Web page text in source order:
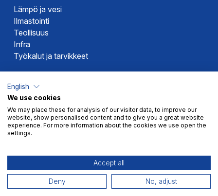
Lämpö ja vesi
Ilmastointi
Teollisuus
Infra
Työkalut ja tarvikkeet
Altech
Alterna
Novipro
Votec
Myyntiehdot Tietosuoja
English
We use cookies
We may place these for analysis of our visitor data, to improve our
website, show personalised content and to give you a great website
experience. For more information about the cookies we use open the
settings.
Accept all
Deny No, adjust